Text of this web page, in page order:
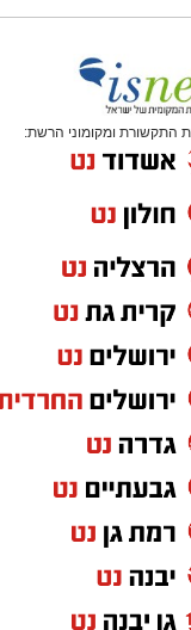
התקשורת ומקומוני הרשת: